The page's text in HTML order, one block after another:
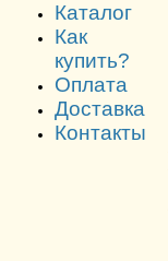
Каталог
Как
купить?
Оплата
Доставка
Контакты